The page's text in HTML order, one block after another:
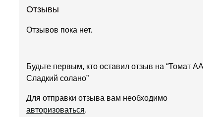
Отзывы
Отзывов пока нет.
Будьте первым, кто оставил отзыв на “Томат ААА
Сладкий солано”
Для отправки отзыва вам необходимо
авторизоваться.